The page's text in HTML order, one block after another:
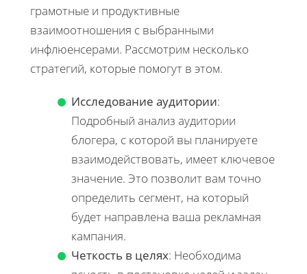
грамотные и продуктивные
взаимоотношения с выбранными
инфлюенсерами. Рассмотрим несколько
стратегий, которые помогут в этом.
Исследование аудитории:
Подробный анализ аудитории
блогера, с которой вы планируете
взаимодействовать, имеет ключевое
значение. Это позволит вам точно
определить сегмент, на который
будет направлена ваша рекламная
кампания.
Четкость в целях: Необходима